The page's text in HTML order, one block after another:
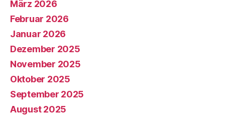
März 2026
Februar 2026
Januar 2026
Dezember 2025
November 2025
Oktober 2025
September 2025
August 2025